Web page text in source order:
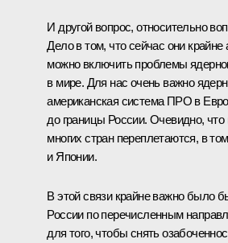
И другой вопрос, относительно
Дело в том, что сейчас они
можно включить проблемы
в мире. Для нас очень важно
американская система ПРО в
до границы России. Очевидно, что
многих стран переплетаются, в
и Японии.
В этой связи крайне важно было
России по перечисленным
для того, чтобы снять